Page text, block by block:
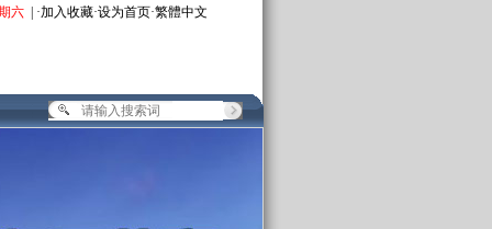
六 | ·加入收藏·设为首页·繁體中文